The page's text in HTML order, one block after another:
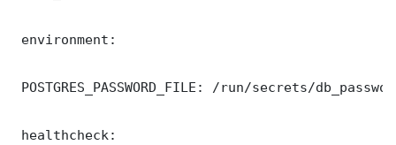
environment:
POSTGRES_PASSWORD_FILE: /run/secrets/
healthcheck: